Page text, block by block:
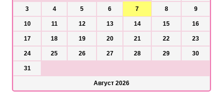
3 4 5 6 7 8 9
10 11 12 13 14 15 16
17 18 19 20 21 22 23
24 25 26 27 28 29 30
31
Август 2026